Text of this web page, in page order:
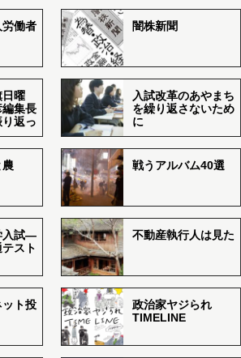
働者 闇株新聞
日曜
編集長
返っ
入試改革のあやまち
を繰り返さないため
に
農 戦うアルバム40選
入試―
スト
不動産執行人は見た
ト投
政治家ヤジられ
TIMELINE